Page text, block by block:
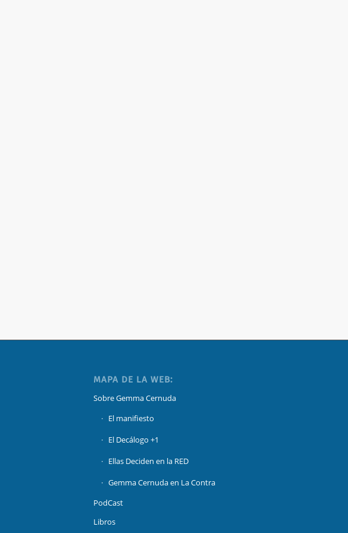
MAPA DE LA WEB:
Sobre Gemma Cernuda
El manifiesto
El Decálogo +1
Ellas Deciden en la RED
Gemma Cernuda en La Contra
PodCast
Libros